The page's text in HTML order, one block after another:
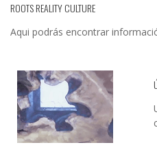
ROOTS REALITY CULTURE
Aqui podrás encontrar